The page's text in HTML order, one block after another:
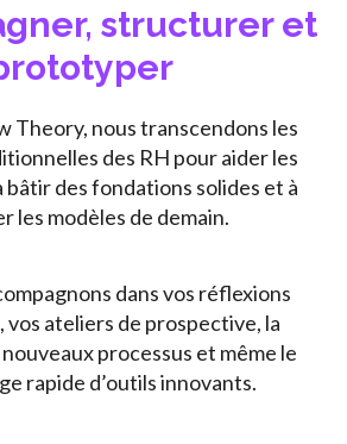
structurer et
Theory, nous transcendons les
des RH pour aider les
bâtir des fondations solides et à
les modèles de demain.
dans vos réflexions
ateliers de prospective, la
processus et même le
rapide d’outils innovants.